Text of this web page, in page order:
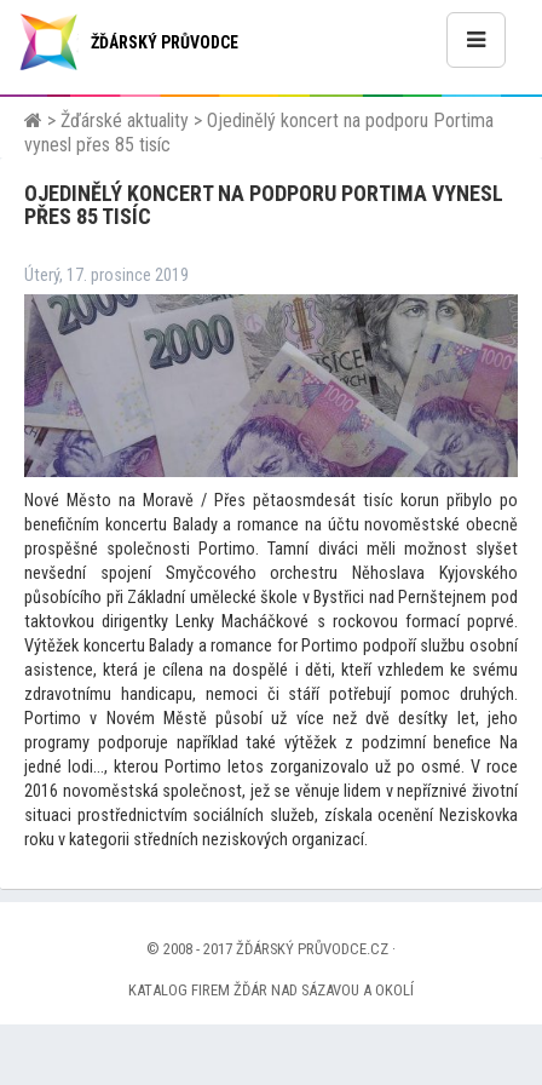
ŽĎÁRSKÝ PRŮVODCE
> Žďárské aktuality > Ojedinělý koncert na podporu Portima
vynesl přes 85 tisíc
OJEDINĚLÝ KONCERT NA PODPORU PORTIMA VYNESL
PŘES 85 TISÍC
Úterý, 17. prosince 2019
Nové Město na Moravě / Přes pětaosmdesát tisíc korun přibylo po
benefičním koncertu Balady a romance na účtu novoměstské obecně
prospěšné společnosti Portimo. Tamní diváci měli možnost slyšet
nevšední spojení Smyčcového orchestru Něhoslava Kyjovského
působícího při Základní umělecké škole v Bystřici nad Pernštejnem pod
taktovkou dirigentky Lenky Macháčkové s rockovou formací poprvé.
Výtěžek koncertu Balady a romance for Portimo podpoří službu osobní
asistence, která je cílena na dospělé i děti, kteří vzhledem ke svému
zdravotnímu handicapu, nemoci či stáří potřebují pomoc druhých.
Portimo v Novém Městě působí už více než dvě desítky let, jeho
programy podporuje například také výtěžek z podzimní benefice Na
jedné lodi…, kterou Portimo letos zorganizovalo už po osmé. V roce
2016 novoměstská společnost, jež se věnuje lidem v nepříznivé životní
situaci prostřednictvím sociálních služeb, získala ocenění Neziskovka
roku v kategorii středních neziskových organizací.
© 2008 - 2017 ŽĎÁRSKÝ PRŮVODCE.CZ ·
KATALOG FIREM ŽĎÁR NAD SÁZAVOU A OKOLÍ